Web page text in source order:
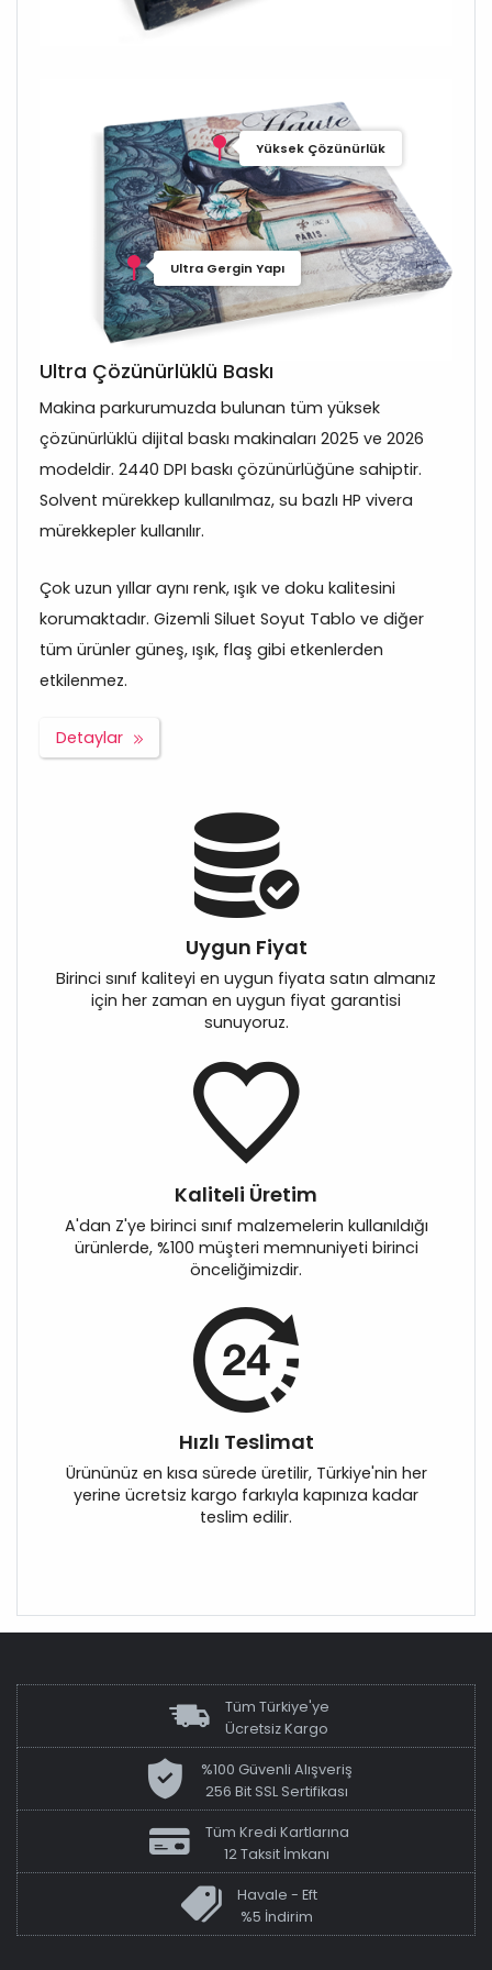
Yüksek Çözünürlük
Ultra Gergin Yapı
Ultra Çözünürlüklü Baskı
Makina parkurumuzda bulunan tüm yüksek
çözünürlüklü dijital baskı makinaları 2025 ve 2026
modeldir. 2440 DPI baskı çözünürlüğüne sahiptir.
Solvent mürekkep kullanılmaz, su bazlı HP vivera
mürekkepler kullanılır.
Çok uzun yıllar aynı renk, ışık ve doku kalitesini
korumaktadır. Gizemli Siluet Soyut Tablo ve diğer
tüm ürünler güneş, ışık, flaş gibi etkenlerden
etkilenmez.
Detaylar
Uygun Fiyat
Birinci sınıf kaliteyi en uygun fiyata satın almanız
için her zaman en uygun fiyat garantisi
sunuyoruz.
Kaliteli Üretim
A'dan Z'ye birinci sınıf malzemelerin kullanıldığı
ürünlerde, %100 müşteri memnuniyeti birinci
önceliğimizdir.
Hızlı Teslimat
Ürününüz en kısa sürede üretilir, Türkiye'nin her
yerine ücretsiz kargo farkıyla kapınıza kadar
teslim edilir.
Tüm Türkiye'ye
Ücretsiz Kargo
%100 Güvenli Alışveriş
256 Bit SSL Sertifikası
Tüm Kredi Kartlarına
12 Taksit İmkanı
Havale - Eft
%5 İndirim